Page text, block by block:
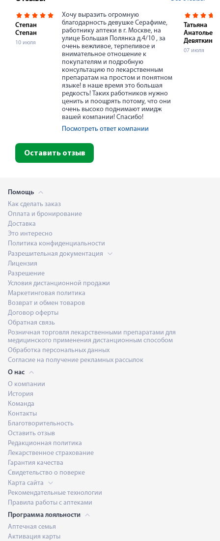
Степан
Степан
10 июля
Хочу выразить огромную
благодарность девушке Серафиме,
работнику аптеки в г. Москве, на
улице Большая Полянка д.4/10 , за
очень вежливое, терпеливое и
внимательное отношение к
покупателям и подробную
консультацию по лекарственным
препаратам на простом и понятном
языке! в наше время это большая
редкость! Таких работников нужно
ценить и поощрять потому, что они
очень высоко поднимают имидж
вашей компании! Спасибо!
Посмотреть ответ компании
Татьяна
Девяткина
07 июля
Оставить отзыв
Помощь
Как сделать заказ
Оплата и бронирование
Доставка
Это интересно
Политика конфиденциальности
Разрешительная документация
Лицензия
Разрешение
Условия дистанционной продажи
Маркетинговая политика
Возврат и обмен товаров
Договор оферты
Обратная связь
Розничная торговля лекарственными препаратами для
медицинского применения дистанционным способом
Обработка персональных данных
Согласие на получение рекламных рассылок
О нас
О компании
История
Команда
Контакты
Благотворительность
Оставить отзыв
Редакционная политика
Лекарственное страхование
Гарантия качества
Свидетельство о поверке
Карта сайта
Рекомендательные технологии
Правила работы с аптеками
Программа лояльности
Аптечная семья
Активация карты